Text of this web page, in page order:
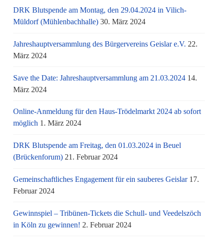
DRK Blutspende am Montag, den 29.04.2024 in Vilich-
Müldorf (Mühlenbachhalle) 30. März 2024
Jahreshauptversammlung des Bürgervereins Geislar e.V. 22.
März 2024
Save the Date: Jahreshauptversammlung am 21.03.2024 14.
März 2024
Online-Anmeldung für den Haus-Trödelmarkt 2024 ab sofort
möglich 1. März 2024
DRK Blutspende am Freitag, den 01.03.2024 in Beuel
(Brückenforum) 21. Februar 2024
Gemeinschaftliches Engagement für ein sauberes Geislar 17.
Februar 2024
Gewinnspiel – Tribünen-Tickets die Schull- und Veedelszöch
in Köln zu gewinnen! 2. Februar 2024